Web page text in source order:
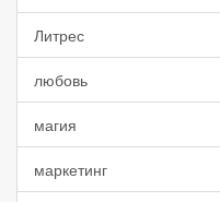
Литрес
любовь
магия
маркетинг